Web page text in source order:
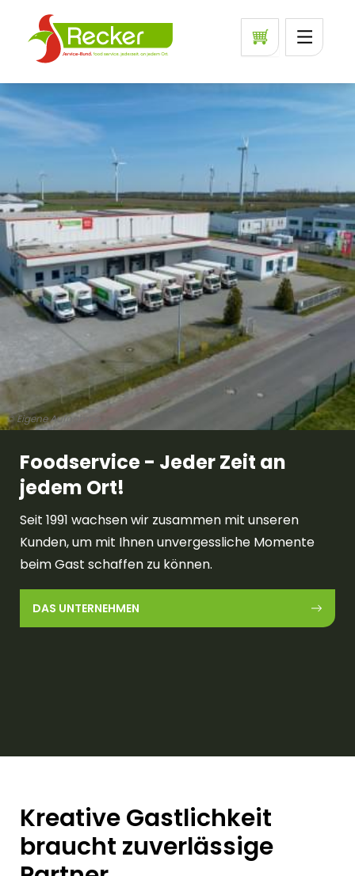
© Eigene Aufnahme
Foodservice - Jeder Zeit an
jedem Ort!
Seit 1991 wachsen wir zusammen mit unseren
Kunden, um mit Ihnen unvergessliche Momente
beim Gast schaffen zu können.
DAS UNTERNEHMEN
Kreative Gastlichkeit
braucht zuverlässige